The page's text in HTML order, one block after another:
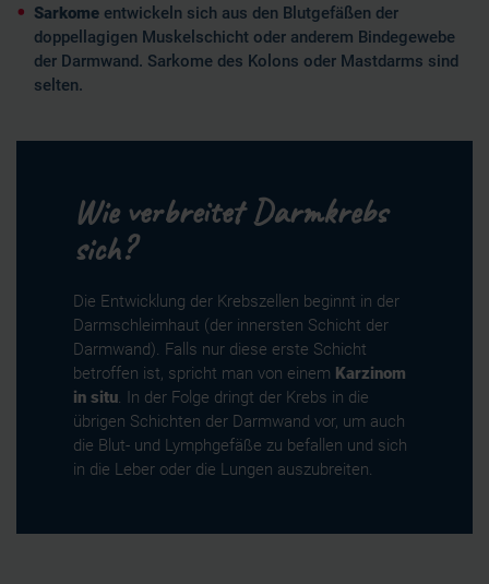
Sarkome entwickeln sich aus den Blutgefäßen der
doppellagigen Muskelschicht oder anderem Bindegewebe
der Darmwand. Sarkome des Kolons oder Mastdarms sind
selten.
Wie verbreitet Darmkrebs
sich?
Die Entwicklung der Krebszellen beginnt in der
Darmschleimhaut (der innersten Schicht der
Darmwand). Falls nur diese erste Schicht
betroffen ist, spricht man von einem Karzinom
in situ. In der Folge dringt der Krebs in die
übrigen Schichten der Darmwand vor, um auch
die Blut- und Lymphgefäße zu befallen und sich
in die Leber oder die Lungen auszubreiten.